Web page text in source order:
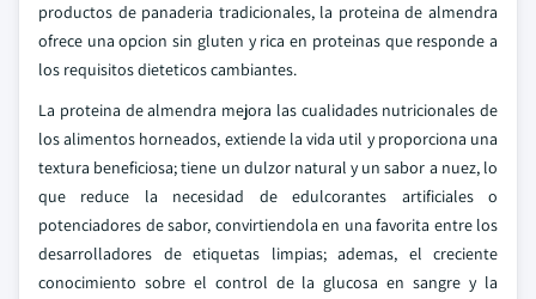
productos de panaderia tradicionales, la proteina de almendra
ofrece una opcion sin gluten y rica en proteinas que responde a
los requisitos dieteticos cambiantes.
La proteina de almendra mejora las cualidades nutricionales de
los alimentos horneados, extiende la vida util y proporciona una
textura beneficiosa; tiene un dulzor natural y un sabor a nuez, lo
que reduce la necesidad de edulcorantes artificiales o
potenciadores de sabor, convirtiendola en una favorita entre los
desarrolladores de etiquetas limpias; ademas, el creciente
conocimiento sobre el control de la glucosa en sangre y la